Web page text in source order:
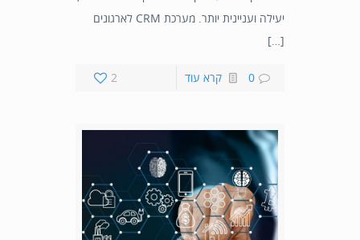
יעילה ועניינית יותר. מערכת CRM לארגונים
[…]
2 0 קרא עוד